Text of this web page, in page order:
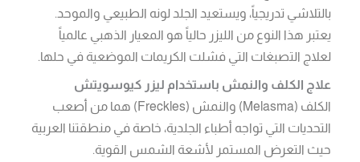
بالتلاشي تدريجياً، ويستعيد الجلد لونه الطبيعي والموحد.
يعتبر هذا النوع من الليزر حالياً هو المعيار الذهبي عالمياً
لعلاج التصبغات التي فشلت الكريمات الموضعية في حلها.
علاج الكلف والنمش باستخدام ليزر كيوسويتش
الكلف (Melasma) والنمش (Freckles) هما من أصعب
التحديات التي تواجه أطباء الجلدية، خاصة في منطقتنا العربية
حيث التعرض المستمر لأشعة الشمس القوية.